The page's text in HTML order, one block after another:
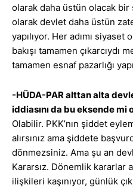
olarak daha üstün olacak bir
olarak devlet daha üstün
yapılıyor. Her adımı siyaset
bakışı tamamen çıkarcıydı
tamamen esnaf pazarlığı
-HÜDA-PAR alttan alta
iddiasını da bu eksende mi
Olabilir. PKK’nın şiddet
alırsınız ama şiddete
dönmezsiniz. Ama şu an
Kararsız. Dönemlik kararlar
ilişkileri kaşınıyor, günlük